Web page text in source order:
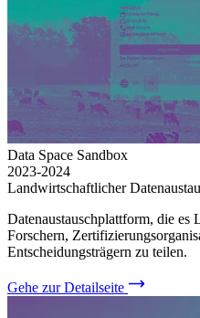
Data Space Sandbox
2023-2024
Landwirtschaftlicher
Datenaustauschplattform, die
Forschern,
Entscheidungsträgern zu teilen.
Gehe zur Detailseite